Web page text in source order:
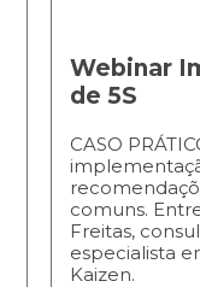
Webinar
de 5S
CASO
comuns.
Freitas,
especialista
Kaizen.